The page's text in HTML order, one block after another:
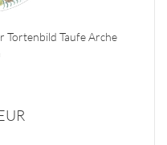
Taufe Arche